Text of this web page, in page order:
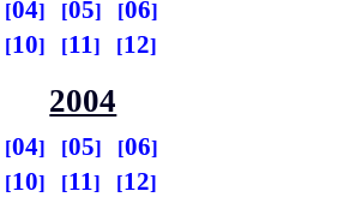
04 05
06
10 11 12
2004
04 05
06
10 11 12